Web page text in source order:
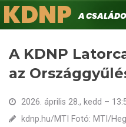
Ugrás
a
Keresés
KDNPA családokért.
A KDNP
az
2026. április 28., kedd –
kdnp.hu/MTI Fotó: MTI/